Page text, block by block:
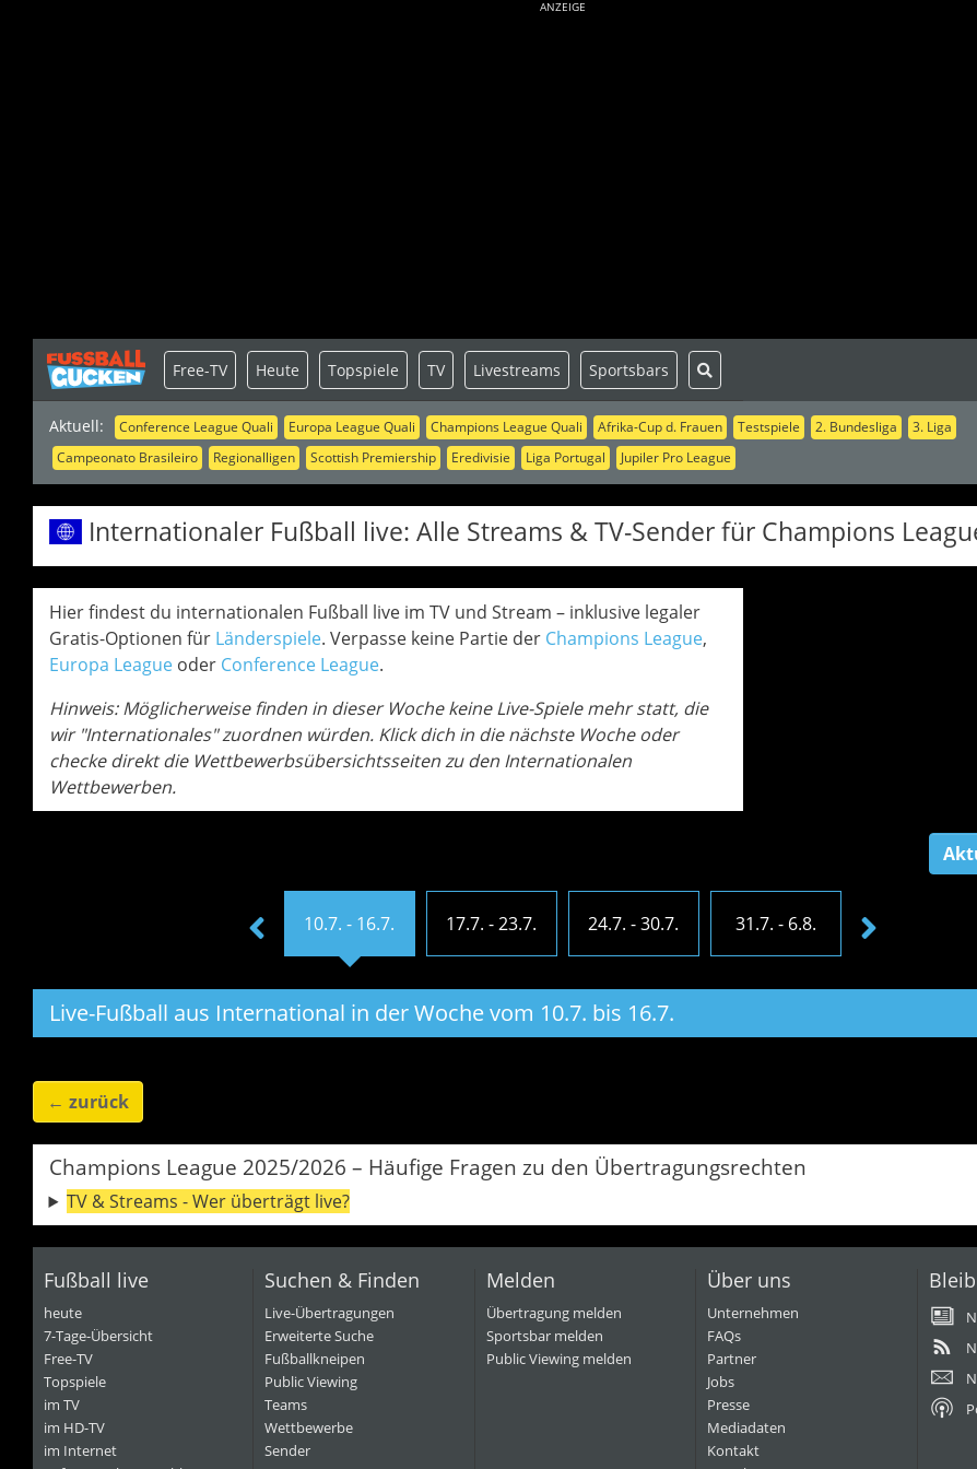
ANZEIGE
Aktuell: Conference League Quali Europa League Quali Champions League Quali Afrika-Cup d. Frauen Testspiele 2. Bundesliga
3. Liga
Campeonato Brasileiro
Regionalligen Scottish Premiership Eredivisie Liga Portugal Jupiler Pro League
Free-TV Heute Topspiele TV Livestreams Sportsbars
Internationaler Fußball live: Alle Streams & TV-Sender für Champions
Hier findest du internationalen Fußball live im TV und Stream – inklusive legaler
Gratis-Optionen für Länderspiele. Verpasse keine Partie der Champions League,
Europa Leagueoder Conference League.
Hinweis: Möglicherweise finden in dieser Woche keine Live-Spiele mehr statt, die
wir "Internationales" zuordnen würden. Klick dich in die nächste Woche oder
checke direkt die Wettbewerbsübersichtsseiten zu den Internationalen
Wettbewerben.
10.7. - 16.7. 17.7. - 23.7. 24.7. - 30.7. 31.7. - 6.8.
Live-Fußball aus International in der Woche vom 10.7. bis 16.7.
← zurück
Champions League 2025/2026 – Häufige Fragen zu den Übertragungsrechten
TV & Streams - Wer überträgt live?
Fußball live
heute
7-Tage-Übersicht
Free-TV
Topspiele
im TV
im HD-TV
im Internet
Suchen & Finden
Live-Übertragungen
Erweiterte Suche
Fußballkneipen
Public Viewing
Teams
Wettbewerbe
Sender
Melden
Übertragung melden
Sportsbar melden
Public Viewing melden
Über uns
Unternehmen
FAQs
Partner
Jobs
Presse
Mediadaten
Kontakt